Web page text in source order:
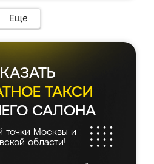
Еще
ТАКСИ
САЛОНА
точки Москвы и
области!